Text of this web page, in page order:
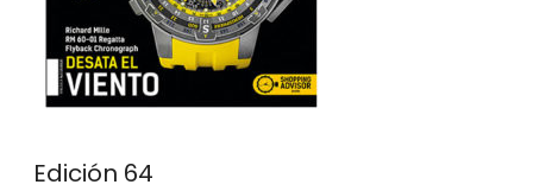
Edición 64